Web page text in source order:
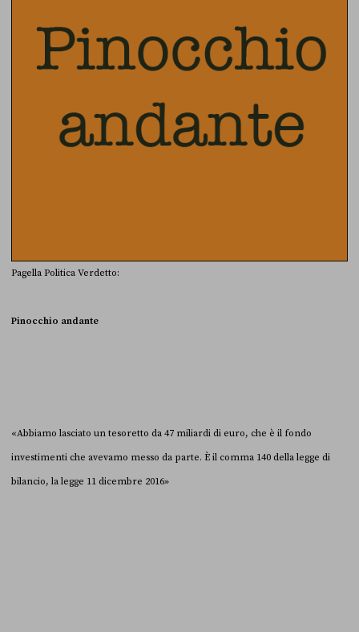
Pagella Politica Verdetto:
Pinocchio andante
«Abbiamo lasciato un tesoretto da 47 miliardi di euro, che è il fondo
investimenti che avevamo messo da parte. È il comma 140 della legge di
bilancio, la legge 11 dicembre 2016»